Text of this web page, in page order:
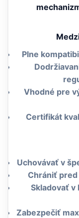
Plne
Vhodné pre
Certifikát
Uchovávať v
Chrániť
Skladovať
Zabezpečiť